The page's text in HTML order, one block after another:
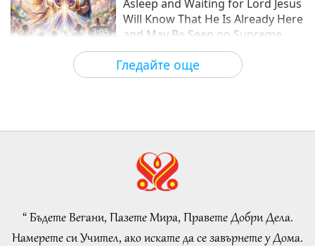
Гледайте още
3:05
Asleep and Waiting for Lord Jesus
Will Know That He Is Already Here
and May Be Seen on Supreme
Master Television
Важните Новини 2026-08-08
3:40
4:58
VEG TREND NEWS FROM
June 2026 - Part 2 of 2
“ Бъдете Вегани, Пазете Мира, Правете Добри Дела.
Намерете си Учител, ако искате да се завърнете у Дома.